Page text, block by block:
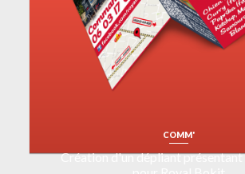
COMM'
Création d'un dépliant présentant